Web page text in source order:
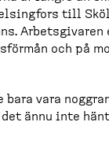
till
Arbets­givaren
och på
bara vara
ännu inte